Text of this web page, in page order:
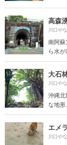
高森
川口や
南阿
ら水
大石
川口や
沖縄北
な地
エメ
川口や